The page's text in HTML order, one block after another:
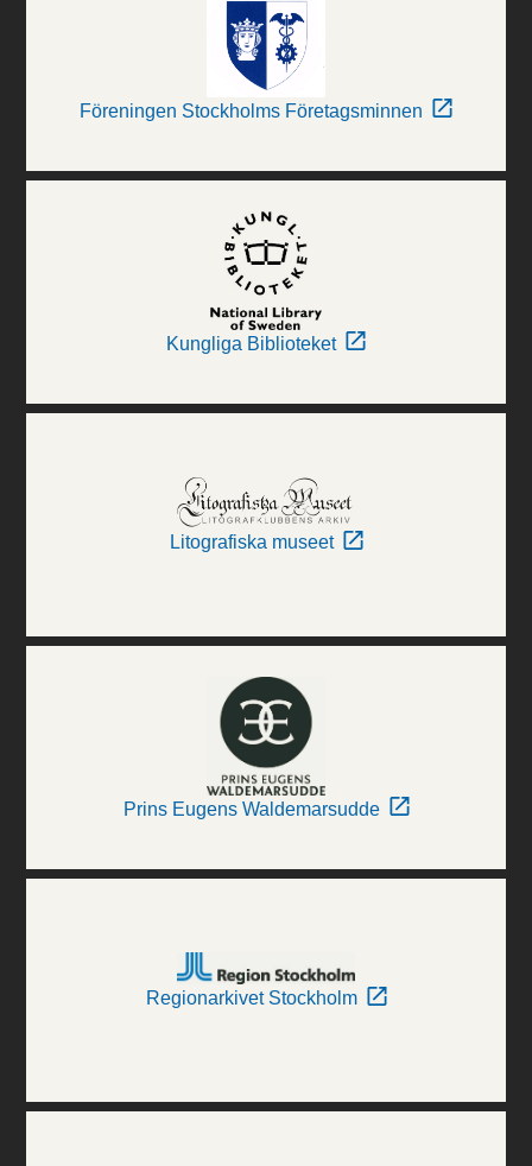
Föreningen Stockholms Företagsminnen
Kungliga Biblioteket
Litografiska museet
Prins Eugens Waldemarsudde
Regionarkivet Stockholm